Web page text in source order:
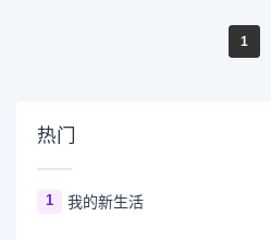
1
热门
1 我的新生活